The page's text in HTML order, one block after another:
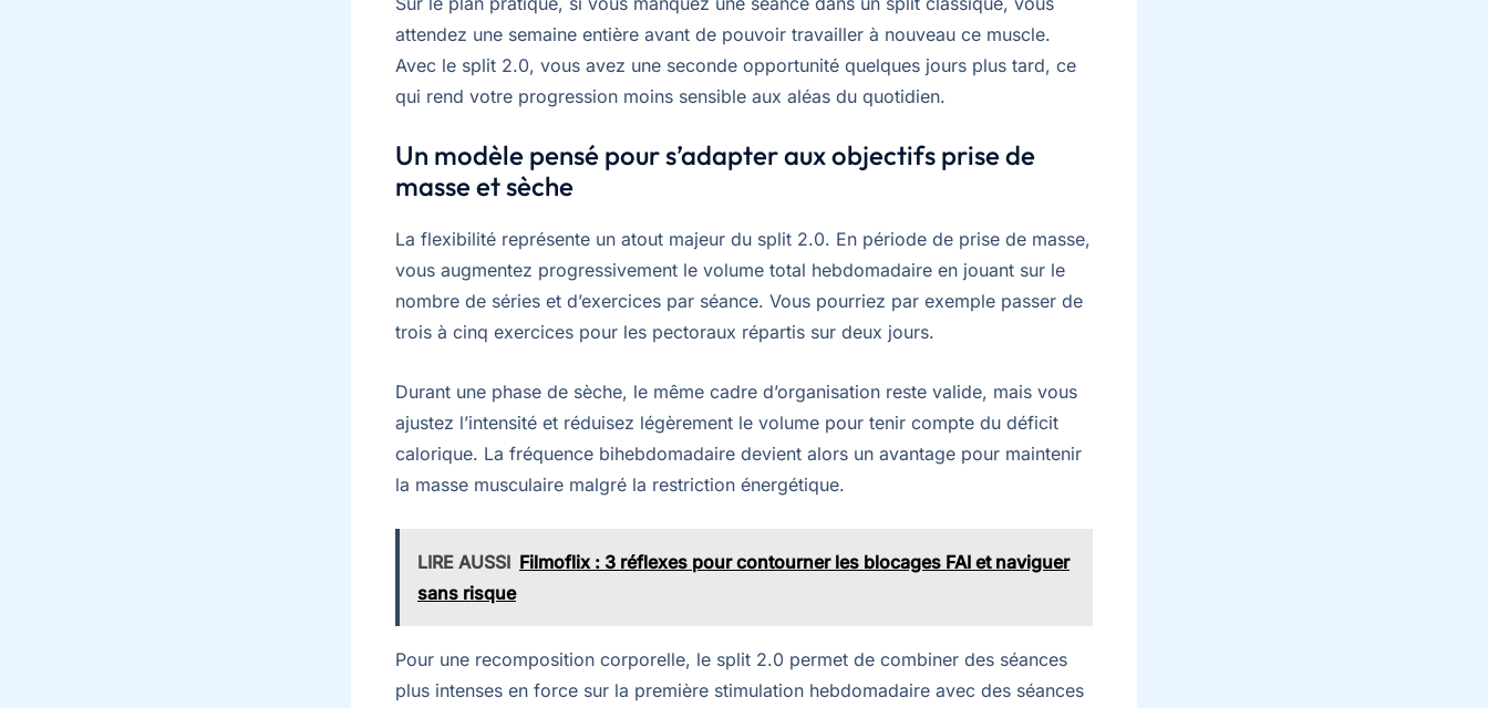
attendez une semaine entière avant de pouvoir travailler à nouveau ce muscle.
Avec le split 2.0, vous avez une seconde opportunité quelques jours plus tard, ce
qui rend votre progression moins sensible aux aléas du quotidien.
Un modèle pensé pour s’adapter aux objectifs prise de
masse et sèche
La flexibilité représente un atout majeur du split 2.0. En période de prise de masse,
vous augmentez progressivement le volume total hebdomadaire en jouant sur le
nombre de séries et d’exercices par séance. Vous pourriez par exemple passer de
trois à cinq exercices pour les pectoraux répartis sur deux jours.
Durant une phase de sèche, le même cadre d’organisation reste valide, mais vous
ajustez l’intensité et réduisez légèrement le volume pour tenir compte du déficit
calorique. La fréquence bihebdomadaire devient alors un avantage pour maintenir
la masse musculaire malgré la restriction énergétique.
LIRE AUSSI Filmoflix : 3 réflexes pour contourner les blocages FAI et naviguer
sans risque
Pour une recomposition corporelle, le split 2.0 permet de combiner des séances
plus intenses en force sur la première stimulation hebdomadaire avec des séances